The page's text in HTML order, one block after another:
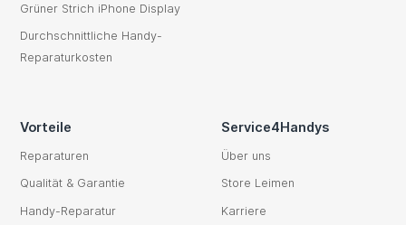
Grüner Strich iPhone Display
Durchschnittliche Handy-
Reparaturkosten
Vorteile
Reparaturen
Qualität & Garantie
Handy-Reparatur
Service4Handys
Über uns
Store Leimen
Karriere